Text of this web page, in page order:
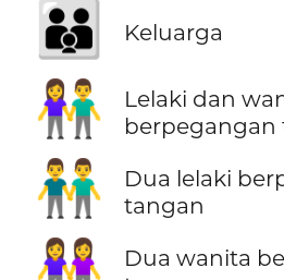
👪 Keluarga
👫
Lelaki dan
berpegangan
👬
Dua lelaki
tangan
Dua wanita